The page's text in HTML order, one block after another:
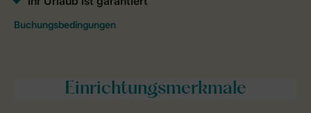
Einrichtungsmerkmale